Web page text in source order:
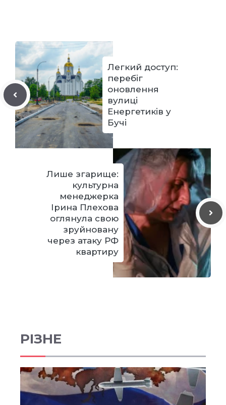
Легкий доступ:
перебіг
оновлення
вулиці
Енергетиків у
Бучі
Лише згарище:
культурна
менеджерка
Ірина Плехова
оглянула свою
зруйновану
через атаку РФ
квартиру
РІЗНЕ